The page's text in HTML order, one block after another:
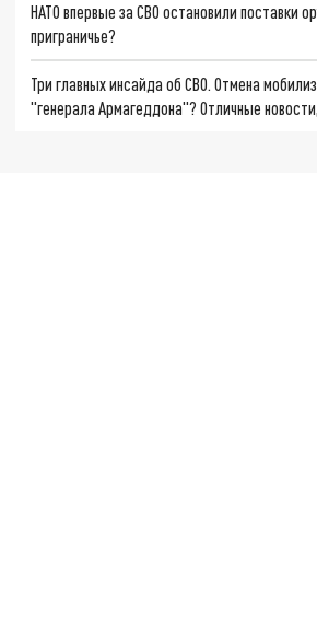
НАТО впервые за СВО остановили поставки
приграничье?
Три главных инсайда об СВО. Отмена
"генерала Армагеддона"? Отличные